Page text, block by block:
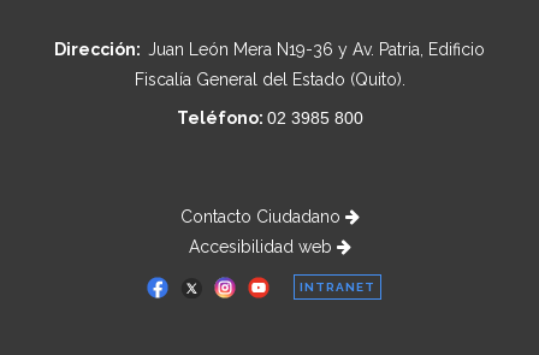
Dirección: Juan León Mera N19-36 y Av. Patria, Edificio
Fiscalía General del Estado (Quito).
Teléfono: 02 3985 800
Contacto Ciudadano
Accesibilidad web
INTRANET